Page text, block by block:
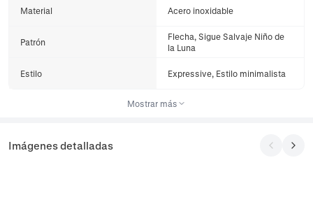
Material Acero inoxidable
Patrón
Flecha, Sigue Salvaje Niño de
la Luna
Estilo Expressive, Estilo minimalista
Mostrar más
Imágenes detalladas